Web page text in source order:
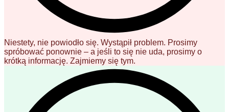
Niestety, nie powiodło się. Wystąpił problem. Prosimy
spróbować ponownie – a jeśli to się nie uda, prosimy o
krótką informację. Zajmiemy się tym.